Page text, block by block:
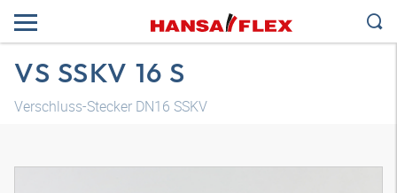
VS SSKV 16 S
Verschluss-Stecker DN16 SSKV